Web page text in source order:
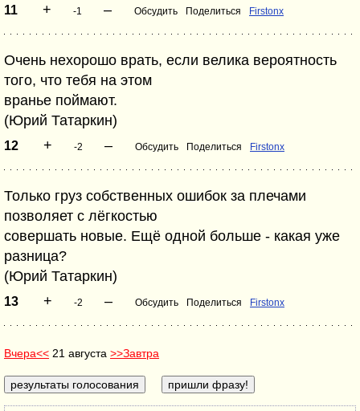
11 + -1 – Обсудить Поделиться Firstonx
Очень нехорошо врать, если велика вероятность
того, что тебя на этом
вранье поймают.
(Юрий Татаркин)
12 + -2 – Обсудить Поделиться Firstonx
Только груз собственных ошибок за плечами
позволяет с лёгкостью
совершать новые. Ещё одной больше - какая уже
разница?
(Юрий Татаркин)
13 + -2 – Обсудить Поделиться Firstonx
Вчера<< 21 августа >>Завтра